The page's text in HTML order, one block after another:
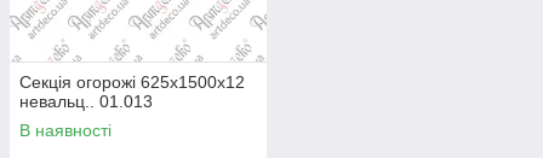
Секція огорожі 625х1500х12
невальц.. 01.013
В наявності